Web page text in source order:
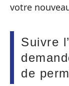
votre
Suivre
de